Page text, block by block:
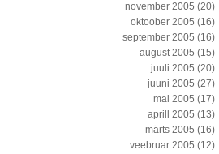
november 2005 (20)
oktoober 2005 (16)
september 2005 (16)
august 2005 (15)
juuli 2005 (20)
juuni 2005 (27)
mai 2005 (17)
aprill 2005 (13)
märts 2005 (16)
veebruar 2005 (12)